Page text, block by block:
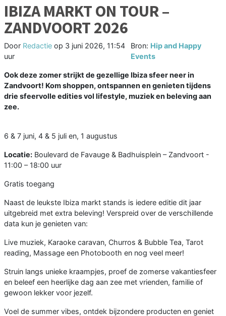
IBIZA MARKT ON TOUR –
ZANDVOORT 2026
Door Redactie op 3 juni 2026, 11:54
uur
Bron: Hip and Happy
Events
Ook deze zomer strijkt de gezellige Ibiza sfeer neer in
Zandvoort! Kom shoppen, ontspannen en genieten tijdens
drie sfeervolle edities vol lifestyle, muziek en beleving aan
zee.
6 & 7 juni, 4 & 5 juli en, 1 augustus
Locatie: Boulevard de Favauge & Badhuisplein – Zandvoort -
11:00 – 18:00 uur
Gratis toegang
Naast de leukste Ibiza markt stands is iedere editie dit jaar
uitgebreid met extra beleving! Verspreid over de verschillende
data kun je genieten van:
Live muziek, Karaoke caravan, Churros & Bubble Tea, Tarot
reading, Massage een Photobooth en nog veel meer!
Struin langs unieke kraampjes, proef de zomerse vakantiesfeer
en beleef een heerlijke dag aan zee met vrienden, familie of
gewoon lekker voor jezelf.
Voel de summer vibes, ontdek bijzondere producten en geniet